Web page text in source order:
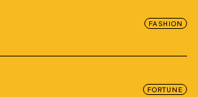
FASHION
FORTUNE